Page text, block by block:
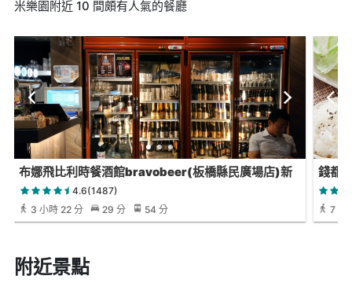
米樂園附近 10 間頗有人氣的餐廳
布娜飛比利時餐酒館bravobeer(板橋縣民廣場店)新
北耶誕城 4.6(1487)
3 小時 22 分
29 分 54 分
錢都
7 分
附近景點